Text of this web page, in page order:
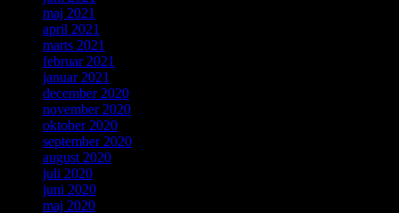
maj 2021
april 2021
marts 2021
februar 2021
januar 2021
december 2020
november 2020
oktober 2020
september 2020
august 2020
juli 2020
juni 2020
maj 2020